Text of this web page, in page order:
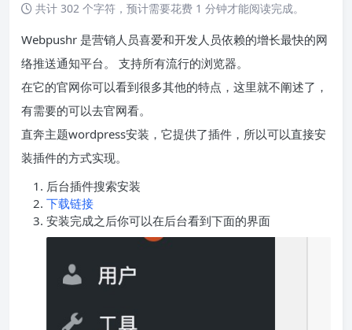
共计 302 个字符，预计需要花费 1 分钟才能阅读完成。
Webpushr 是营销人员喜爱和开发人员依赖的增长最快的网
络推送通知平台。 支持所有流行的浏览器。
在它的官网你可以看到很多其他的特点，这里就不阐述了，
有需要的可以去官网看。
直奔主题wordpress安装，它提供了插件，所以可以直接安
装插件的方式实现。
后台插件搜索安装
下载链接
安装完成之后你可以在后台看到下面的界面